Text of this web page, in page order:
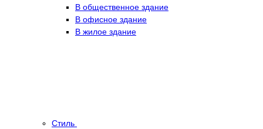
В общественное здание
В офисное здание
В жилое здание
Стиль